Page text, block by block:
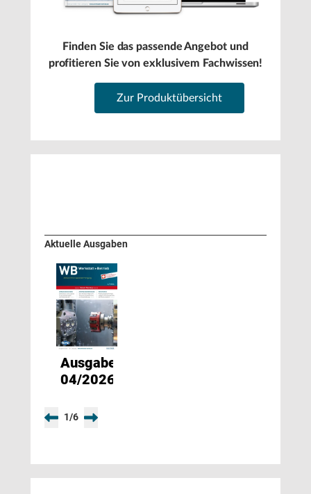
Finden Sie das passende Angebot und
profitieren Sie von exklusivem Fachwissen!
Zur Produktübersicht
Aktuelle Ausgaben
Ausgabe
04/2026
1/6